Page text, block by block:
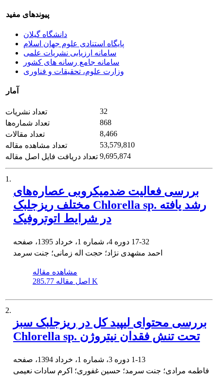
پیوندهای مفید
دانشگاه گیلان
پایگاه استنادی علوم جهان اسلام
سامانه ارزیابی نشریات علمی
سامانه جامع رسانه های کشور
وزارت علوم، تحقیقات و فناوری
آمار
تعداد نشریات
32
تعداد شماره‌ها
868
تعداد مقالات
8,466
تعداد مشاهده مقاله
53,579,810
تعداد دریافت فایل اصل مقاله 9,695,874
1.
بررسی فعالیت ضدمیکروبی عصاره‌های
مختلف ریزجلبک Chlorella sp. رشد یافته
در شرایط اتوتروفیک
17-32
احمد مشهدی نژاد؛ حجت اله زمانی؛ جنت سرمد
مشاهده مقاله
اصل مقاله 285.77 K
2.
بررسی محتوای لیپید کل در ریزجلبک سبز
Chlorella sp. تحت تنش فقدان نیتروژن
1-13
فاطمه مرادی؛ جنت سرمد؛ حسین غفوری؛ اکرم سادات نعیمی